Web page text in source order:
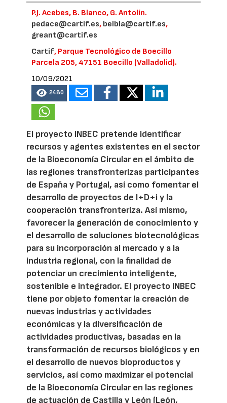
P.J. Acebes, B. Blanco, G. Antolín.
pedace@cartif.es, belbla@cartif.es,
greant@cartif.es
Cartif, Parque Tecnológico de Boecillo
Parcela 205, 47151 Boecillo (Valladolid).
10/09/2021
2480
El proyecto INBEC pretende identificar
recursos y agentes existentes en el sector
de la Bioeconomía Circular en el ámbito de
las regiones transfronterizas participantes
de España y Portugal, así como fomentar el
desarrollo de proyectos de I+D+i y la
cooperación transfronteriza. Así mismo,
favorecer la generación de conocimiento y
el desarrollo de soluciones biotecnológicas
para su incorporación al mercado y a la
industria regional, con la finalidad de
potenciar un crecimiento inteligente,
sostenible e integrador. El proyecto INBEC
tiene por objeto fomentar la creación de
nuevas industrias y actividades
económicas y la diversificación de
actividades productivas, basadas en la
transformación de recursos biológicos y en
el desarrollo de nuevos bioproductos y
servicios, así como maximizar el potencial
de la Bioeconomía Circular en las regiones
de actuación de Castilla y León (León,